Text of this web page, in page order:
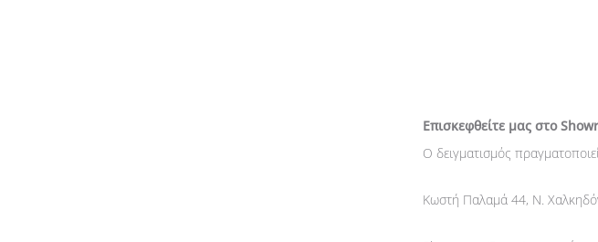
Επισκεφθείτε μας στο
Ο δειγματισμός
Κωστή Παλαμά 44, Ν.